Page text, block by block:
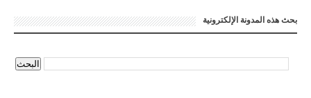
بحث هذه المدونة الإلكترونية